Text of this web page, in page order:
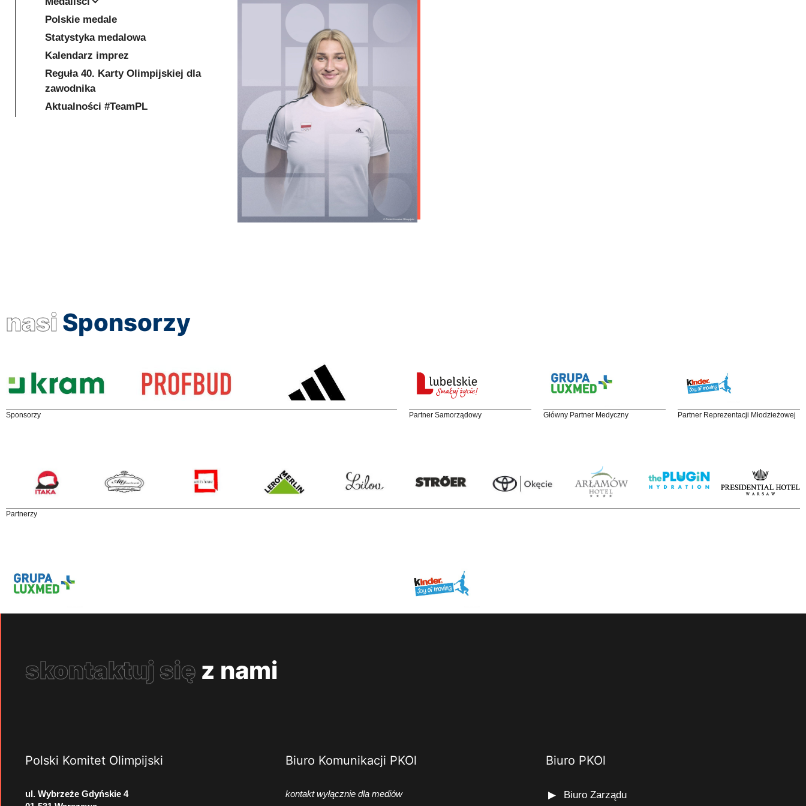
Polskie medale
Statystyka medalowa
Kalendarz imprez
Reguła 40. Karty Olimpijskiej dla
zawodnika
Aktualności #TeamPL
nasi Sponsorzy
Sponsorzy Partner Samorządowy Główny Partner Medyczny Partner Reprezentacji Młodzieżowej
Partnerzy
skontaktuj się z nami
Polski Komitet Olimpijski
ul. Wybrzeże Gdyńskie 4
Biuro Komunikacji PKOl
kontakt wyłącznie dla mediów
Biuro PKOl
Biuro Zarządu